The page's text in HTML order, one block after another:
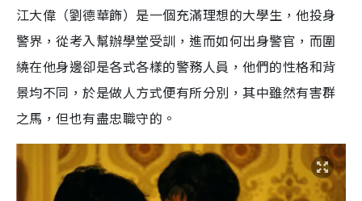
江大偉（劉德華飾）是一個充滿理想的大學生，他投身
警界，從考入幫辦學堂受訓，進而如何出身警官，而圍
繞在他身邊卻是各式各樣的警務人員，他們的性格和背
景均不同，於是做人方式便有所分別，其中雖然有害群
之馬，但也有盡忠職守的。